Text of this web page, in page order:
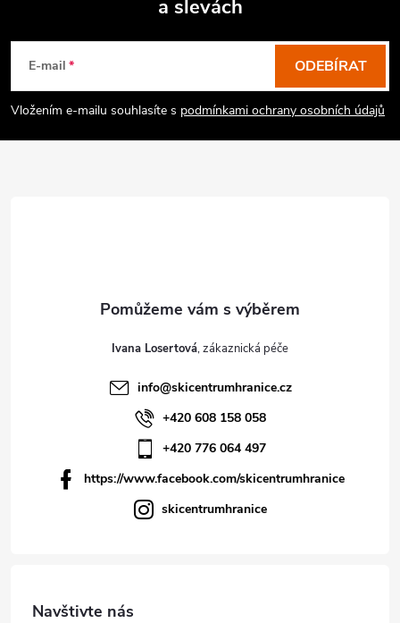
a slevách
E-mail
Vložením e-mailu souhlasíte s podmínkami ochrany osobních údajů
ODEBÍRAT
Ivana Losertová
info@skicentrumhranice.cz
+420 608 158 058
+420 776 064 497
https://www.facebook.com/skicentrumhranice
skicentrumhranice
Navštivte nás